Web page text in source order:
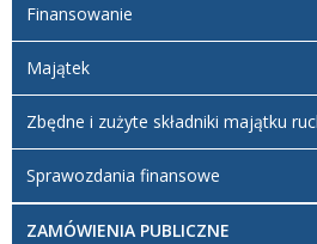
Ustawa z dnia 6
września 2001
r. Prawo
farmaceutyczne
(Dz. U. 2004 r.
z późn. zm.)
Finansowanie
Majątek
Zbędne i zużyte składniki majątku
Sprawozdania finansowe
ZAMÓWIENIA PUBLICZNE